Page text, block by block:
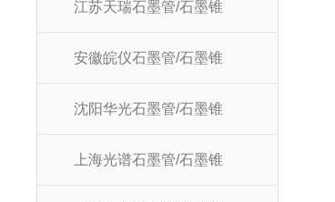
江苏天瑞石墨管/石墨锥
安徽皖仪石墨管/石墨锥
沈阳华光石墨管/石墨锥
上海光谱石墨管/石墨锥